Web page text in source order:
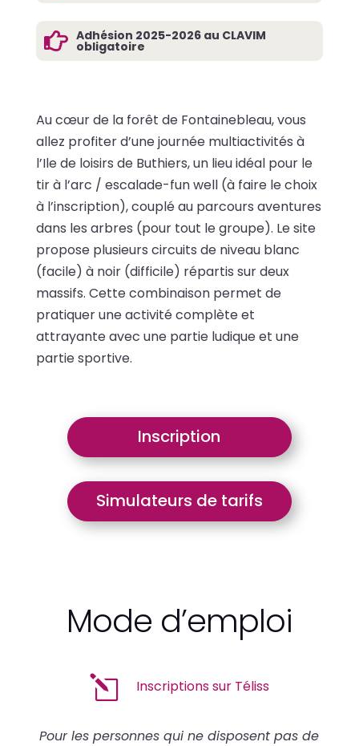
 Adhésion 2025-2026 au CLAVIM
obligatoire
Au cœur de la forêt de Fontainebleau, vous
allez profiter d’une journée multiactivités à
l’Ile de loisirs de Buthiers, un lieu idéal pour le
tir à l’arc / escalade-fun well (à faire le choix
à l’inscription), couplé au parcours aventures
dans les arbres (pour tout le groupe). Le site
propose plusieurs circuits de niveau blanc
(facile) à noir (difficile) répartis sur deux
massifs. Cette combinaison permet de
pratiquer une activité complète et
attrayante avec une partie ludique et une
partie sportive.
Inscription
Simulateurs de tarifs
Mode d’emploi
l Inscriptions sur Téliss
Pour les personnes qui ne disposent pas de